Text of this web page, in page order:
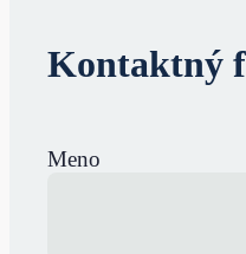
Kontaktný
Meno